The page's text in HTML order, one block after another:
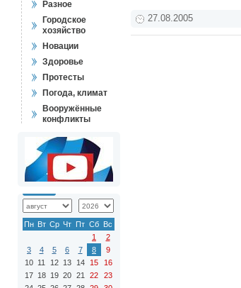
Разное
Городское
хозяйство
Новации
Здоровье
Протесты
Погода, климат
Вооружённые
конфликты
Пн Вт Ср Чт Пт Сб Вс
1
2
3
4 5 6 7 8
9
10 11 12 13 14 15
16
17 18 19 20 21 22
23
27.08.2005